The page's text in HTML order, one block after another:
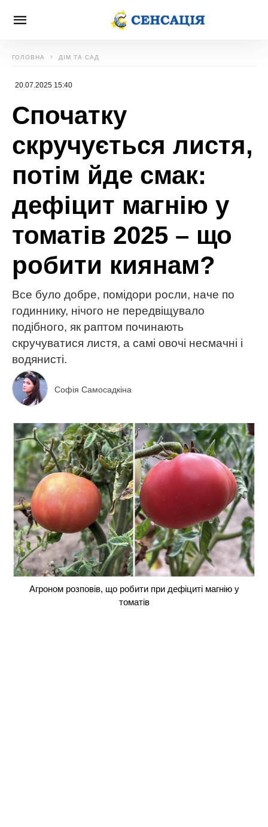
ГОЛОВНА ДІМ ТА САД
20.07.2025 15:40
Спочатку
скручується листя,
потім йде смак:
дефіцит магнію у
томатів 2025 – що
робити киянам?
Все було добре, помідори росли, наче по
годиннику, нічого не передвіщувало
подібного, як раптом починають
скручуватися листя, а самі овочі несмачні і
водянисті.
Софія Самосадкіна
Агроном розповів, що робити при дефіциті магнію у
томатів